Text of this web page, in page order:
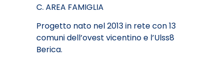
C. AREA FAMIGLIA
Progetto nato nel 2013 in rete con 13
comuni dell’ovest vicentino e l’Ulss8
Berica.